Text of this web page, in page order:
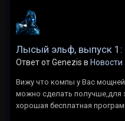
Лысый эльф, выпуск 1:
Ответ от Genezis в Новости
Вижу что компы у Вас
можно сделать получше,для
хорошая бесплатная